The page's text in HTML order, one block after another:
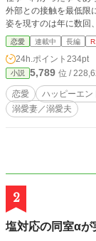
外部との接触を最低限に抑
姿を現すのは年に数回、限られた
あった”と憶測を呼び、更なる興味
くちょく生々しい表現
作物です
恋愛 連載中 長編
24h.ポイント 234pt
小説 5,789 位 /
恋愛 ハッピーエン
溺愛妻／溺愛夫
2
塩対応の同室αが